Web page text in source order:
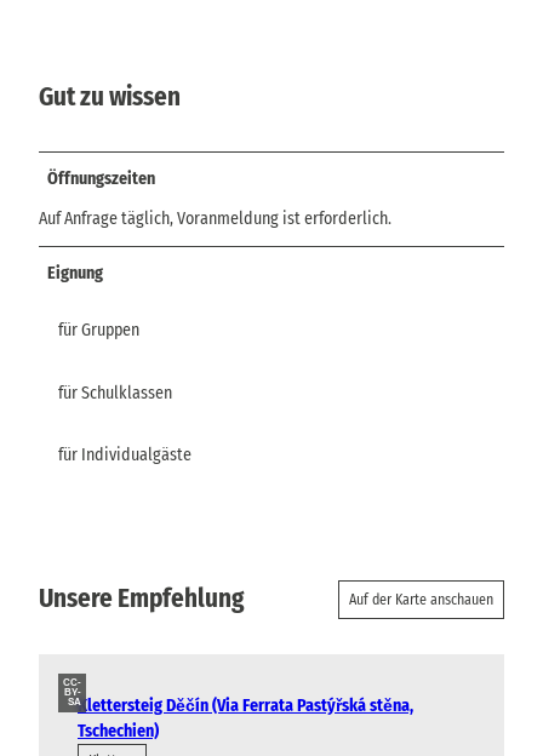
Gut zu wissen
Öffnungszeiten
Auf Anfrage täglich, Voranmeldung ist erforderlich.
Eignung
für Gruppen
für Schulklassen
für Individualgäste
Unsere Empfehlung Auf der Karte anschauen
CC-
BY-
SAKlettersteig Děčín (Via Ferrata Pastýřská stěna,
Tschechien)